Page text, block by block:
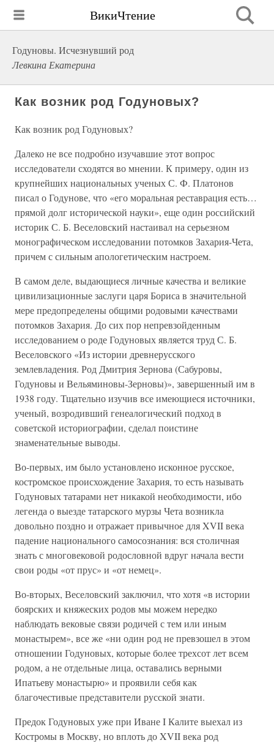
ВикиЧтение
Годуновы. Исчезнувший род
Левкина Екатерина
Как возник род Годуновых?
Как возник род Годуновых?
Далеко не все подробно изучавшие этот вопрос
исследователи сходятся во мнении. К примеру, один из
крупнейших национальных ученых С. Ф. Платонов
писал о Годунове, что «его моральная реставрация есть…
прямой долг исторической науки», еще один российский
историк С. Б. Веселовский настаивал на серьезном
монографическом исследовании потомков Захария-Чета,
причем с сильным апологетическим настроем.
В самом деле, выдающиеся личные качества и великие
цивилизационные заслуги царя Бориса в значительной
мере предопределены общими родовыми качествами
потомков Захария. До сих пор непревзойденным
исследованием о роде Годуновых является труд С. Б.
Веселовского «Из истории древнерусского
землевладения. Род Дмитрия Зернова (Сабуровы,
Годуновы и Вельяминовы-Зерновы)», завершенный им в
1938 году. Тщательно изучив все имеющиеся источники,
ученый, возродивший генеалогический подход в
советской историографии, сделал поистине
знаменательные выводы.
Во-первых, им было установлено исконное русское,
костромское происхождение Захария, то есть называть
Годуновых татарами нет никакой необходимости, ибо
легенда о выезде татарского мурзы Чета возникла
довольно поздно и отражает привычное для XVII века
падение национального самосознания: вся столичная
знать с многовековой родословной вдруг начала вести
свои роды «от прус» и «от немец».
Во-вторых, Веселовский заключил, что хотя «в истории
боярских и княжеских родов мы можем нередко
наблюдать вековые связи родичей с тем или иным
монастырем», все же «ни один род не превзошел в этом
отношении Годуновых, которые более трехсот лет всем
родом, а не отдельные лица, оставались верными
Ипатьеву монастырю» и проявили себя как
благочестивые представители русской знати.
Предок Годуновых уже при Иване I Калите выехал из
Костромы в Москву, но вплоть до XVII века род